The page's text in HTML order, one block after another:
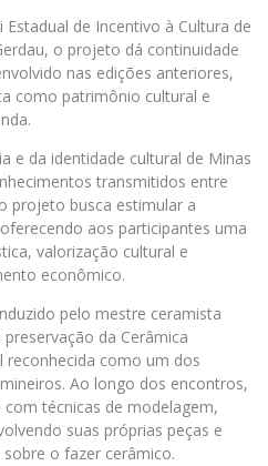
de Incentivo à Cultura de
o projeto dá continuidade
nas edições anteriores,
como patrimônio cultural e
e da identidade cultural de Minas
transmitidos entre
projeto busca estimular a
aos participantes uma
valorização cultural e
econômico.
pelo mestre ceramista
da Cerâmica
reconhecida como um dos
Ao longo dos encontros,
técnicas de modelagem,
suas próprias peças e
o fazer cerâmico.